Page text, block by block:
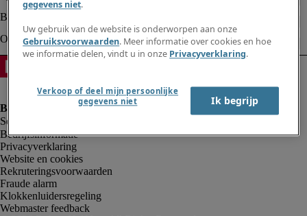
Bedrijfsinformatie
Privacyverklaring
Website en cookies
Rekruteringsvoorwaarden
Fraude alarm
Klokkenluidersregeling
Webmaster feedback
gegevens niet.
Uw gebruik van de website is onderworpen aan onze
Gebruiksvoorwaarden. Meer informatie over cookies en hoe
we informatie delen, vindt u in onze Privacyverklaring.
Verkoop of deel mijn persoonlijke
gegevens niet
Ik begrijp